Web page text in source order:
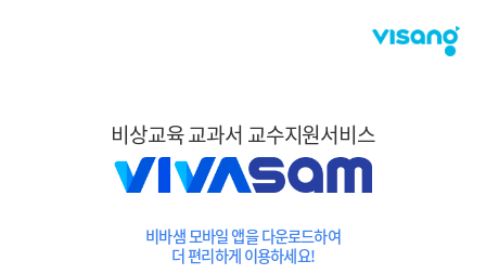
비상교육 교과서 교수지원서비스
비바샘 모바일 앱을 다운로드하여
더 편리하게 이용하세요!